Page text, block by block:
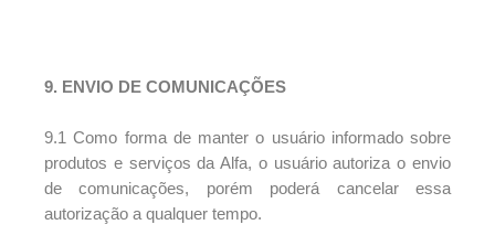
9. ENVIO DE COMUNICAÇÕES
9.1 Como forma de manter o usuário informado sobre
produtos e serviços da Alfa, o usuário autoriza o envio
de comunicações, porém poderá cancelar essa
autorização a qualquer tempo.